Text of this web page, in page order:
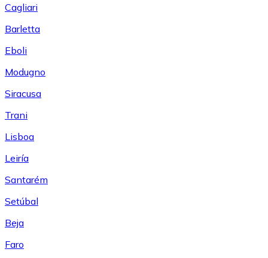
Cagliari
Barletta
Eboli
Modugno
Siracusa
Trani
Lisboa
Leiría
Santarém
Setúbal
Beja
Faro